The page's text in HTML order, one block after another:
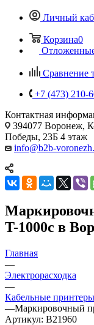
Личный
Корзина0
Сравнение
+7 (473) 210-
Контактная
394077 Воронеж,
Победы, 23Б​ 4 этаж
info@b2b-
T-1000c в
Главная
—
Электрорасходка
—
Кабельные принтеры
—Маркировочный
Артикул: B21960